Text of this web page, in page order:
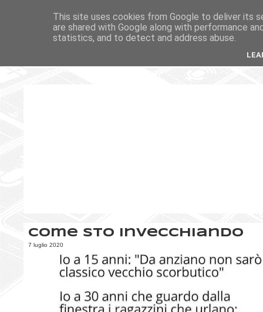
Come sto invecchiando
7 luglio 2020
This site uses cookies from Google to deliver its
are shared with Google along with performance
statistics, and to detect and address abuse.